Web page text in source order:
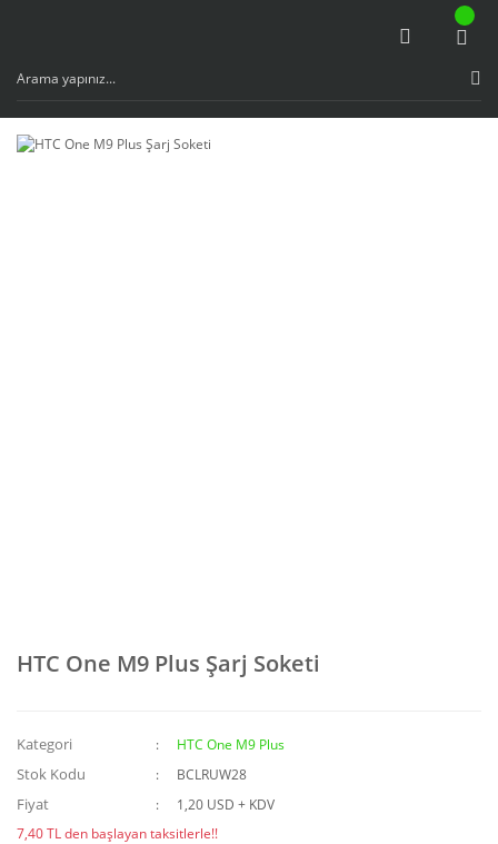
HTC One M9 Plus Şarj Soketi
Kategori HTC One M9 Plus
Stok Kodu BCLRUW28
Fiyat
1,20 USD + KDV
7,40 TL den başlayan taksitlerle!!